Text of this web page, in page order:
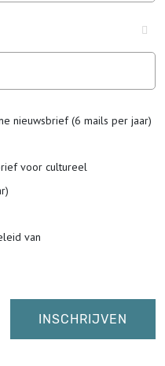
nieuwsbrief (6 mails per jaar)
voor cultureel
van